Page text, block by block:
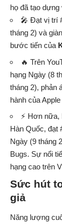
họ đã tạo
🎤 Đạt vị trí
tháng 2) và
bước tiến của
🔥 Trên
hạng Ngày (8
tháng 2), phản
hành của
⚡ Hơn nữa,
Hàn Quốc, đạt
Ngày (9 tháng
Bugs. Sự nổi
hạng cao trên
Sức hút
giả
Năng lượng